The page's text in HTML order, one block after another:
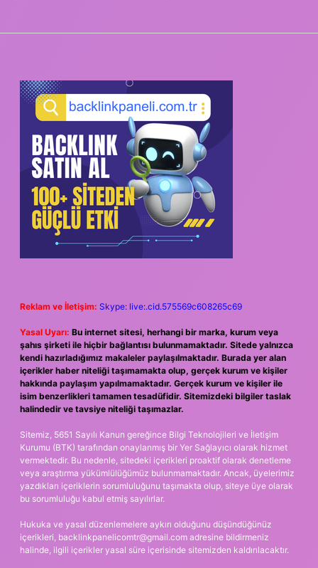
SIDEBAR
Reklam ve İletişim: Skype: live:.cid.575569c608265c69
Yasal Uyarı: Bu internet sitesi, herhangi bir marka, kurum veya
şahıs şirketi ile hiçbir bağlantısı bulunmamaktadır. Sitede yalnızca
kendi hazırladığımız makaleler paylaşılmaktadır. Burada yer alan
içerikler haber niteliği taşımamakta olup, gerçek kurum ve kişiler
hakkında paylaşım yapılmamaktadır. Gerçek kurum ve kişiler ile
isim benzerlikleri tamamen tesadüfidir. Sitemizdeki bilgiler taslak
halindedir ve tavsiye niteliği taşımazlar.
Sitemiz, 5651 Sayılı Kanun gereğince Bilgi Teknolojileri ve İletişim
Kurumu (BTK) tarafından onaylanmış bir Yer Sağlayıcı olarak hizmet
vermektedir. Bu nedenle, sitedeki içerikleri proaktif olarak denetleme
veya araştırma yükümlülüğümüz bulunmamaktadır. Ancak, üyelerimiz
yazdıkları içeriklerin sorumluluğunu taşımakta olup, siteye üye olarak
bu sorumluluğu kabul etmiş sayılırlar.
Hukuka ve yasal düzenlemelere aykırı olduğunu düşündüğünüz
içerikleri, backlinkpanelicomtr@gmail.com adresine bildirmeniz
halinde, ilgili içerikler yasal süre içerisinde sitemizden kaldırılacaktır.